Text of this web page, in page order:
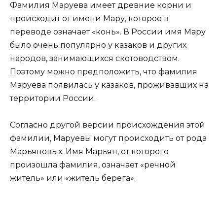
Фамилия Маруева имеет древние корни и
происходит от имени Мару, которое в
переводе означает «конь». В России имя Мару
было очень популярно у казаков и других
народов, занимающихся скотоводством.
Поэтому можно предположить, что фамилия
Маруева появилась у казаков, проживавших на
территории России.
Согласно другой версии происхождения этой
фамилии, Маруевы могут происходить от рода
Марьяновых. Имя Марьян, от которого
произошла фамилия, означает «речной
житель» или «житель берега».